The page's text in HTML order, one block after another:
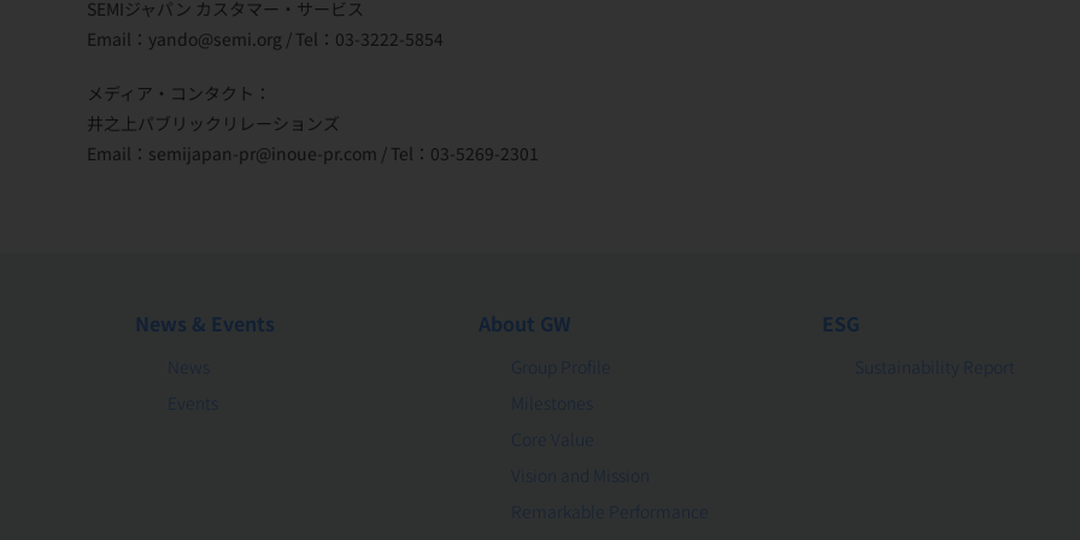
SEMIジャパン カスタマー・サービス
Email：yando@semi.org / Tel：03-3222-5854
メディア・コンタクト：
井之上パブリックリレーションズ
Email：semijapan-pr@inoue-pr.com / Tel：03-5269-2301
News & Events
News
Events
About GW
Group Profile
Milestones
Core Value
Vision and Mission
Remarkable Performance
ESG
Sustainability Report